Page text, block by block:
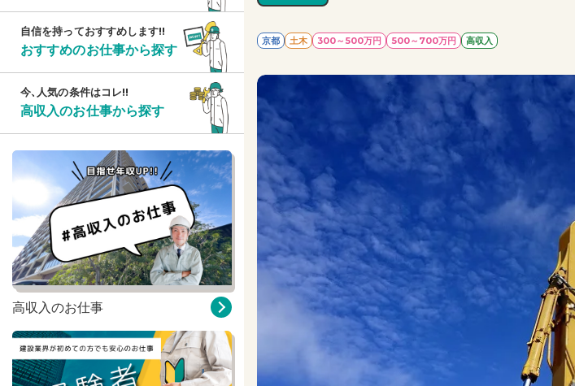
京都 土木 300～500万円 500～700万円 高収入
自信を持っておすすめします!!
おすすめのお仕事から探す
今、人気の条件はコレ!!
高収入のお仕事から探す
高収入のお仕事